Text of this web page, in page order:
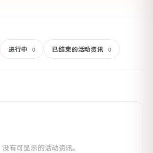
进行中 0 已结束的活动资讯 0
没有可显示的活动资讯。